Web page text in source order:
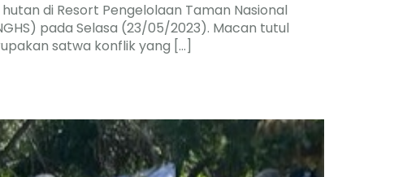
di Resort Pengelolaan Taman Nasional
pada Selasa (23/05/2023). Macan tutul
satwa konflik yang […]